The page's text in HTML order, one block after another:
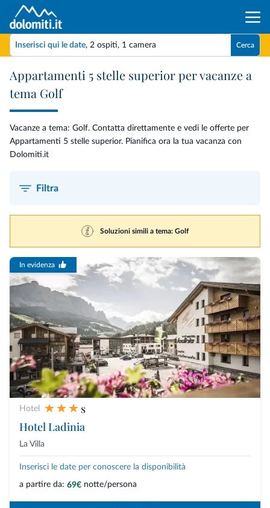
Inserisci qui le date, 2 ospiti, 1 camera Cerca
Appartamenti 5 stelle superior per vacanze a
tema Golf
Vacanze a tema: Golf. Contatta direttamente e vedi le offerte per
Appartamenti 5 stelle superior. Pianifica ora la tua vacanza con
Dolomiti.it
Filtra
Soluzioni simili a tema: Golf
In evidenza
Hotel
s
Hotel Ladinia
La Villa
Inserisci le date per conoscere la disponibilità
a partire da: 69€ notte/persona